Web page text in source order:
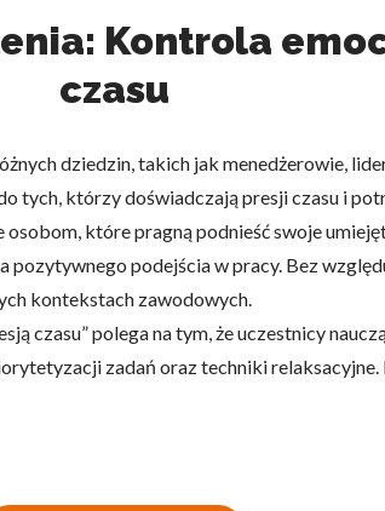
Kontrola
czasu
dziedzin, takich jak menedżerowie,
tych, którzy doświadczają presji czasu i
które pragną podnieść swoje
podejścia w pracy. Bez
kontekstach zawodowych.
czasu” polega na tym, że uczestnicy
zadań oraz techniki